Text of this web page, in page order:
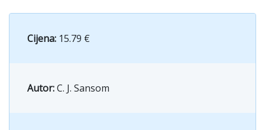
Cijena: 15.79 €
Autor:C. J. Sansom